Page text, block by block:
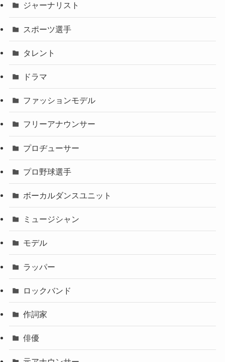
ジャーナリスト
スポーツ選手
タレント
ドラマ
ファッションモデル
フリーアナウンサー
プロヂューサー
プロ野球選手
ボーカルダンスユニット
ミュージシャン
モデル
ラッパー
ロックバンド
作詞家
俳優